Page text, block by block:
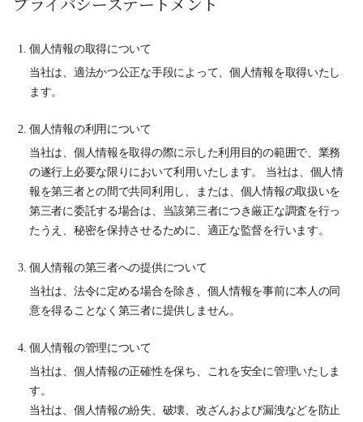
個人情報の取得について
当社は、適法かつ公正な手段によって、個人情報を取得いたし
ます。
個人情報の利用について
当社は、個人情報を取得の際に示した利用目的の範囲で、業務
の遂行上必要な限りにおいて利用いたします。 当社は、個人情
報を第三者との間で共同利用し、または、個人情報の取扱いを
第三者に委託する場合は、当該第三者につき厳正な調査を行っ
たうえ、秘密を保持させるために、適正な監督を行います。
個人情報の第三者への提供について
当社は、法令に定める場合を除き、個人情報を事前に本人の同
意を得ることなく第三者に提供しません。
個人情報の管理について
当社は、個人情報の正確性を保ち、これを安全に管理いたしま
す。
当社は、個人情報の紛失、破壊、改ざんおよび漏洩などを防止